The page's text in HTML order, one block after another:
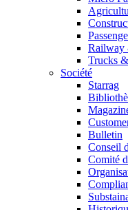
Railway
Trucks
Société
Starrag
Bulletin
Conseil
Comité